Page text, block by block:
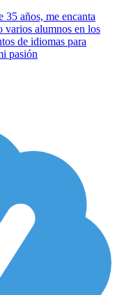
35 años, me encanta
varios alumnos en los
de idiomas para
pasión